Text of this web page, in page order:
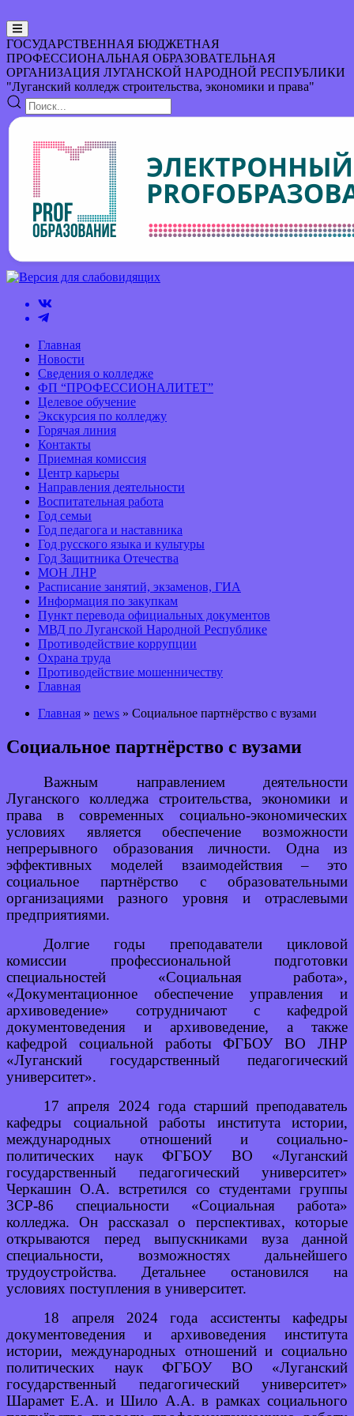
ГОСУДАРСТВЕННАЯ БЮДЖЕТНАЯ
ПРОФЕССИОНАЛЬНАЯ ОБРАЗОВАТЕЛЬНАЯ
ОРГАНИЗАЦИЯ ЛУГАНСКОЙ НАРОДНОЙ РЕСПУБЛИКИ
"Луганский колледж строительства, экономики и права"
Главная
Новости
Сведения о колледже
ФП “ПРОФЕССИОНАЛИТЕТ”
Целевое обучение
Экскурсия по колледжу
Горячая линия
Контакты
Приемная комиссия
Центр карьеры
Направления деятельности
Воспитательная работа
Год семьи
Год педагога и наставника
Год русского языка и культуры
Год Защитника Отечества
МОН ЛНР
Расписание занятий, экзаменов, ГИА
Информация по закупкам
Пункт перевода официальных документов
МВД по Луганской Народной Республике
Противодействие коррупции
Охрана труда
Противодействие мошенничеству
Главная
Главная » news » Социальное партнёрство с вузами
Социальное партнёрство с вузами
Важным направлением деятельности
Луганского колледжа строительства, экономики и
права в современных социально-экономических
условиях является обеспечение возможности
непрерывного образования личности. Одна из
эффективных моделей взаимодействия – это
социальное партнёрство с образовательными
организациями разного уровня и отраслевыми
предприятиями.
Долгие годы преподаватели цикловой
комиссии профессиональной подготовки
специальностей «Социальная работа»,
«Документационное обеспечение управления и
архивоведение» сотрудничают с кафедрой
документоведения и архивоведение, а также
кафедрой социальной работы ФГБОУ ВО ЛНР
«Луганский государственный педагогический
университет».
17 апреля 2024 года старший преподаватель
кафедры социальной работы института истории,
международных отношений и социально-
политических наук ФГБОУ ВО «Луганский
государственный педагогический университет»
Черкашин О.А. встретился со студентами группы
3СР-86 специальности «Социальная работа»
колледжа. Он рассказал о перспективах, которые
открываются перед выпускниками вуза данной
специальности, возможностях дальнейшего
трудоустройства. Детальнее остановился на
условиях поступления в университет.
18 апреля 2024 года ассистенты кафедры
документоведения и архивоведения института
истории, международных отношений и социально
политических наук ФГБОУ ВО «Луганский
государственный педагогический университет»
Шарамет Е.А. и Шило А.А. в рамках социального